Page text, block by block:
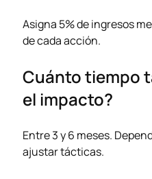
Asigna 5% de ingresos
de cada acción.
Cuánto tiempo
el impacto?
Entre 3 y 6 meses.
ajustar tácticas.